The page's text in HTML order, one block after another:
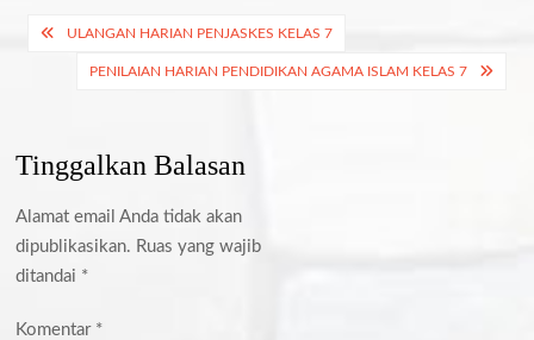
Navigasi
ULANGAN HARIAN PENJASKES KELAS 7
PENILAIAN HARIAN PENDIDIKAN AGAMA ISLAM KELAS 7
Tinggalkan Balasan
Alamat email Anda tidak akan
dipublikasikan. Ruas yang wajib
ditandai *
Komentar *